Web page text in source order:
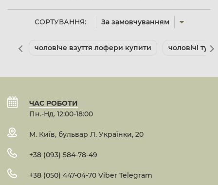
СОРТУВАННЯ: За замовчуванням
чоловіче взуття лофери купити чоловічі
ЧАС РОБОТИ
Пн.-Нд. 12:00-18:00
М. Київ, бульвар Л. Українки, 20
+38 (093) 584-78-49
+38 (050) 447-04-70 Viber Telegram